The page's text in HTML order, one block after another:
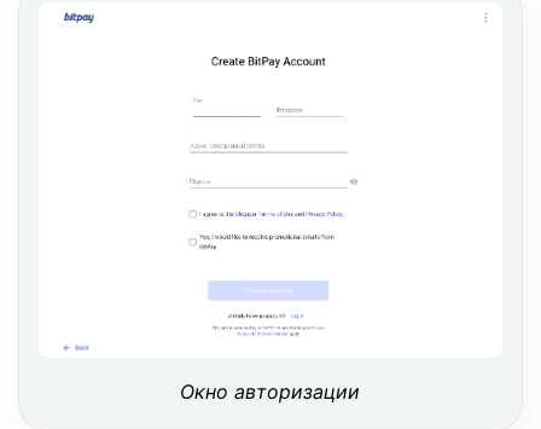
Окно авторизации